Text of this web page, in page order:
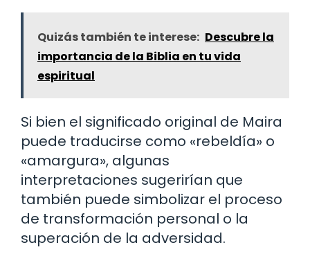
Quizás también te interese: Descubre la
importancia de la Biblia en tu vida
espiritual
Si bien el significado original de Maira
puede traducirse como «rebeldía» o
«amargura», algunas
interpretaciones sugerirían que
también puede simbolizar el proceso
de transformación personal o la
superación de la adversidad.